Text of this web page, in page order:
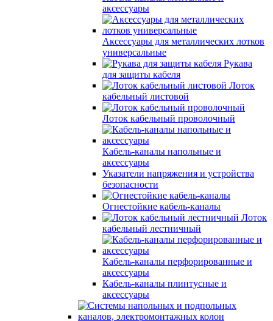
аксессуары
Аксессуары для металлических лотков
универсальные
Рукава
для защиты кабеля
Лоток
кабельный листовой
Лоток кабельный проволочный
Кабель-каналы напольные и
аксессуары
Указатели напряжения и устройства
безопасности
Огнестойкие кабель-каналы
Лоток
кабельный лестничный
Кабель-каналы перфорированные и
аксессуары
Кабель-каналы плинтусные и
аксессуары